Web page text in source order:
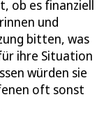
ob es finanziell
und
bitten, was
ihre Situation
würden sie
oft sonst